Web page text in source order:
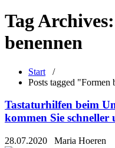
Tag Archives:
benennen
Start /
Posts tagged "Formen
Tastaturhilfen beim
kommen Sie
28.07.2020 Maria Hoeren